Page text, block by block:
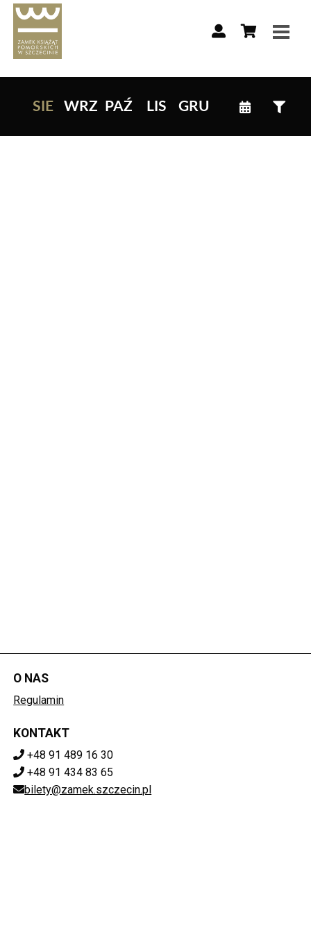
Lista wydarzeń:
SIE WRZ PAŹ LIS GRU
O NAS
Regulamin
KONTAKT
+48 91 489 16 30
+48 91 434 83 65
bilety@zamek.szczecin.pl